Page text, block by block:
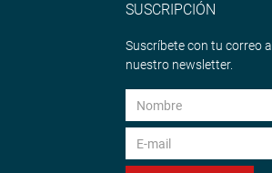
SUSCRIPCIÓN
Suscríbete con tu correo a
nuestro newsletter.